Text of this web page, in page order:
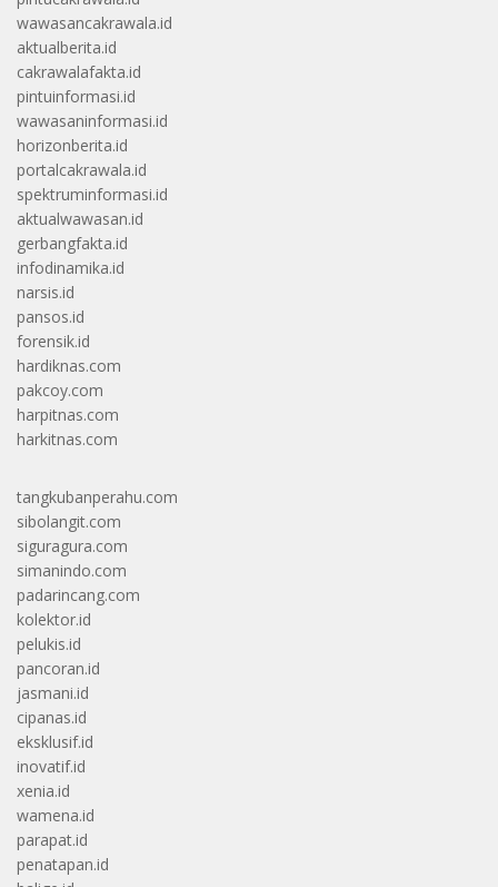
wawasancakrawala.id
aktualberita.id
cakrawalafakta.id
pintuinformasi.id
wawasaninformasi.id
horizonberita.id
portalcakrawala.id
spektruminformasi.id
aktualwawasan.id
gerbangfakta.id
infodinamika.id
narsis.id
pansos.id
forensik.id
hardiknas.com
pakcoy.com
harpitnas.com
harkitnas.com
tangkubanperahu.com
sibolangit.com
siguragura.com
simanindo.com
padarincang.com
kolektor.id
pelukis.id
pancoran.id
jasmani.id
cipanas.id
eksklusif.id
inovatif.id
xenia.id
wamena.id
parapat.id
penatapan.id